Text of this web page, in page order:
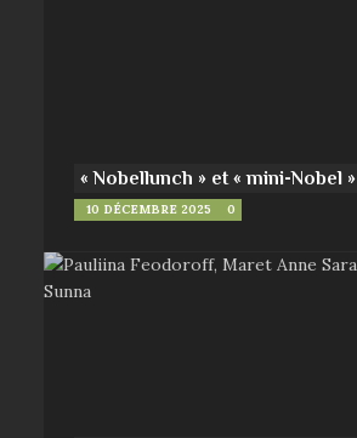
« Nobellunch » et « mini-Nobel »
10 DÉCEMBRE 2025 0